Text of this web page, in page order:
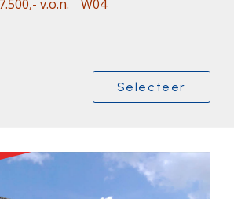
v.o.n.
W04
Selecteer